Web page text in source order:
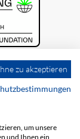
zu akzeptieren
um unsere
und Ihnen ein